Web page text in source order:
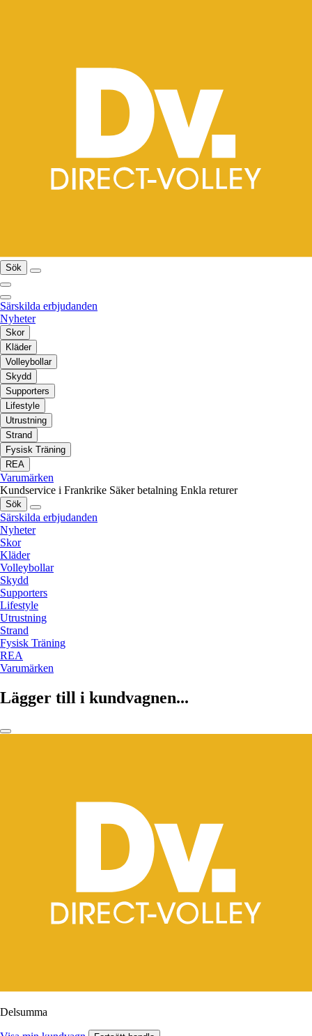
Sök
Särskilda erbjudanden
Nyheter
Skor
Kläder
Volleybollar
Skydd
Supporters
Lifestyle
Utrustning
Strand
Fysisk Träning
REA
Varumärken
Kundservice i Frankrike Säker betalning Enkla returer
Sök
Särskilda erbjudanden
Nyheter
Skor
Kläder
Volleybollar
Skydd
Supporters
Lifestyle
Utrustning
Strand
Fysisk Träning
REA
Varumärken
Lägger till i kundvagnen...
Delsumma